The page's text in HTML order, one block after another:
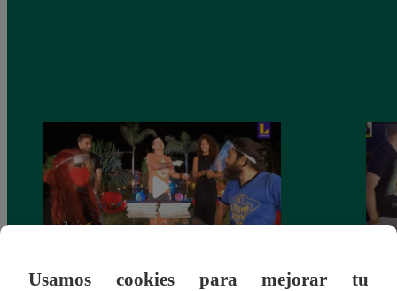
Usamos cookies para mejorar tu